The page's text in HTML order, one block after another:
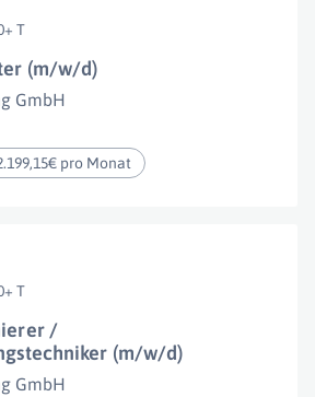
T
(m/w/d)
GmbH
pro Monat
T
/
(m/w/d)
GmbH